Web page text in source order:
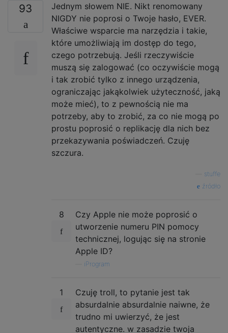
93
Jednym słowem NIE. Nikt renomowany
NIGDY nie poprosi o Twoje hasło, EVER.
Właściwe wsparcie ma narzędzia i takie,
które umożliwiają im dostęp do tego,
czego potrzebują. Jeśli rzeczywiście
muszą się zalogować (co oczywiście mogą
i tak zrobić tylko z innego urządzenia,
ograniczając jakąkolwiek użyteczność, jaką
może mieć), to z pewnością nie ma
potrzeby, aby to zrobić, za co nie mogą po
prostu poprosić o replikację dla nich bez
przekazywania poświadczeń. Czuję
szczura.
stuffe
źródło
8
Czy Apple nie może poprosić o
utworzenie numeru PIN pomocy
technicznej, logując się na stronie
Apple ID?
iProgram
1
Czuję troll, to pytanie jest tak
absurdalnie absurdalnie naiwne, że
trudno mi uwierzyć, że jest
autentyczne. w zasadzie twoja